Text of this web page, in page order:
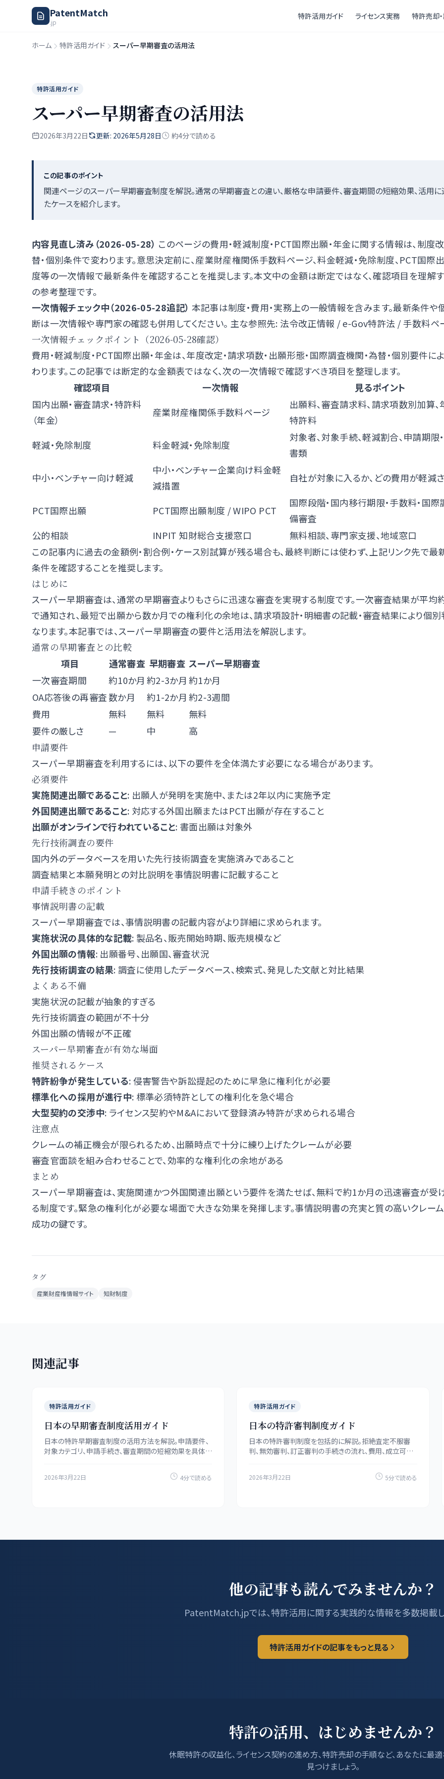
PatentMatch
.jp
特許活用ガイド ライセンス実務 特許売却
ホーム 特許活用ガイド スーパー早期審査の活用法
特許活用ガイド
スーパー早期審査の活用法
2026年3月22日 更新: 2026年5月28日 約4分で読める
この記事のポイント
関連ページのスーパー早期審査制度を解説。通常の早期審査との違い、厳格な申請要件、審査期間の短縮効果、活用に
たケースを紹介します。
内容見直し済み（2026-05-28） このページの費用・軽減制度・PCT国際出願・年金に関する情報は、制度
替・個別条件で変わります。意思決定前に、産業財産権関係手数料ページ、料金軽減・免除制度、PCT国際
度等の一次情報で最新条件を確認することを推奨します。本文中の金額は断定ではなく、確認項目を理解
の参考整理です。
一次情報チェック中（2026-05-28追記） 本記事は制度・費用・実務上の一般情報を含みます。最新条件や
断は一次情報や専門家の確認も併用してください。 主な参照先: 法令改正情報 /e-Gov特許法 /手数料ペ
一次情報チェックポイント（2026-05-28確認）
費用・軽減制度・PCT国際出願・年金は、年度改定・請求項数・出願形態・国際調査機関・為替・個別要件に
わります。この記事では断定的な金額表ではなく、次の一次情報で確認すべき項目を整理します。
確認項目
一次情報
見るポイント
国内出願・審査請求・特許料
（年金）
産業財産権関係手数料ページ
出願料、審査請求料、請求項数別加算、
特許料
軽減・免除制度
料金軽減・免除制度
対象者、対象手続、軽減割合、申請期限
書類
中小・ベンチャー向け軽減
中小・ベンチャー企業向け料金軽
減措置
自社が対象に入るか、どの費用が軽減
PCT国際出願 PCT国際出願制度 /WIPO PCT
国際段階・国内移行期限・手数料・国
備審査
公的相談
INPIT 知財総合支援窓口
無料相談、専門家支援、地域窓口
この記事内に過去の金額例・割合例・ケース別試算が残る場合も、最終判断には使わず、上記リンク先で最
条件を確認することを推奨します。
はじめに
スーパー早期審査は、通常の早期審査よりもさらに迅速な審査を実現する制度です。一次審査結果が平均
で通知され、最短で出願から数か月での権利化の余地は、請求項設計・明細書の記載・審査結果により個別
なります。本記事では、スーパー早期審査の要件と活用法を解説します。
通常の早期審査との比較
項目
通常審査 早期審査 スーパー早期審査
一次審査期間
約10か月 約2-3か月 約1か月
OA応答後の再審査数か月 約1-2か月 約2-3週間
費用
無料 無料
無料
要件の厳しさ
— 中
高
申請要件
スーパー早期審査を利用するには、以下の要件を全体満たす必要になる場合があります。
必須要件
実施関連出願であること: 出願人が発明を実施中、または2年以内に実施予定
外国関連出願であること: 対応する外国出願またはPCT出願が存在すること
出願がオンラインで行われていること: 書面出願は対象外
先行技術調査の要件
国内外のデータベースを用いた先行技術調査を実施済みであること
調査結果と本願発明との対比説明を事情説明書に記載すること
申請手続きのポイント
事情説明書の記載
スーパー早期審査では、事情説明書の記載内容がより詳細に求められます。
実施状況の具体的な記載: 製品名、販売開始時期、販売規模など
外国出願の情報: 出願番号、出願国、審査状況
先行技術調査の結果: 調査に使用したデータベース、検索式、発見した文献と対比結果
よくある不備
実施状況の記載が抽象的すぎる
先行技術調査の範囲が不十分
外国出願の情報が不正確
スーパー早期審査が有効な場面
推奨されるケース
特許紛争が発生している: 侵害警告や訴訟提起のために早急に権利化が必要
標準化への採用が進行中: 標準必須特許としての権利化を急ぐ場合
大型契約の交渉中: ライセンス契約やM&Aにおいて登録済み特許が求められる場合
注意点
クレームの補正機会が限られるため、出願時点で十分に練り上げたクレームが必要
審査官面談を組み合わせることで、効率的な権利化の余地がある
まとめ
スーパー早期審査は、実施関連かつ外国関連出願という要件を満たせば、無料で約1か月の迅速審査が受
る制度です。緊急の権利化が必要な場面で大きな効果を発揮します。事情説明書の充実と質の高いクレー
成功の鍵です。
タグ
産業財産権情報サイト 知財制度
関連記事
特許活用ガイド
日本の早期審査制度活用ガイド
日本の特許早期審査制度の活用方法を解説。申請要件、
対象カテゴリ、申請手続き、審査期間の短縮効果を具体的
2026年3月22日 4分で読める
特許活用ガイド
日本の特許審判制度ガイド
日本の特許審判制度を包括的に解説。拒絶査定不服審
判、無効審判、訂正審判の手続きの流れ、費用、成立可能
2026年3月22日 5分で読める
他の記事も読んでみませんか？
PatentMatch.jpでは、特許活用に関する実践的な情報を多数掲載し
特許活用ガイドの記事をもっと見る
特許の活用、はじめませんか？
休眠特許の収益化、ライセンス契約の進め方、特許売却の手順など、あなたに最
見つけましょう。